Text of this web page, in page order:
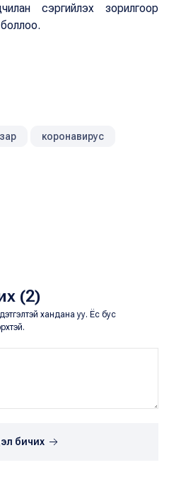
сэргийлэх зорилгоор
коронавирус
(2)
хандана уу. Ёс бус
бичих